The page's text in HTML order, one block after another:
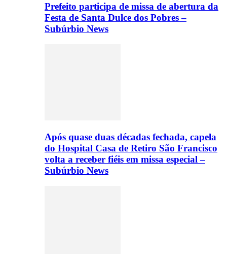
Prefeito participa de missa de abertura da
Festa de Santa Dulce dos Pobres –
Subúrbio News
Após quase duas décadas fechada, capela
do Hospital Casa de Retiro São Francisco
volta a receber fiéis em missa especial –
Subúrbio News